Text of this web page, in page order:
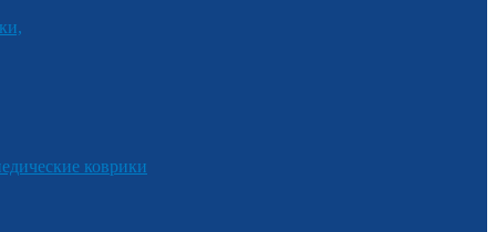
коврики